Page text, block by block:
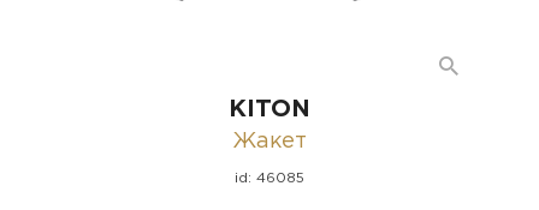
KITON
Жакет
id: 46085